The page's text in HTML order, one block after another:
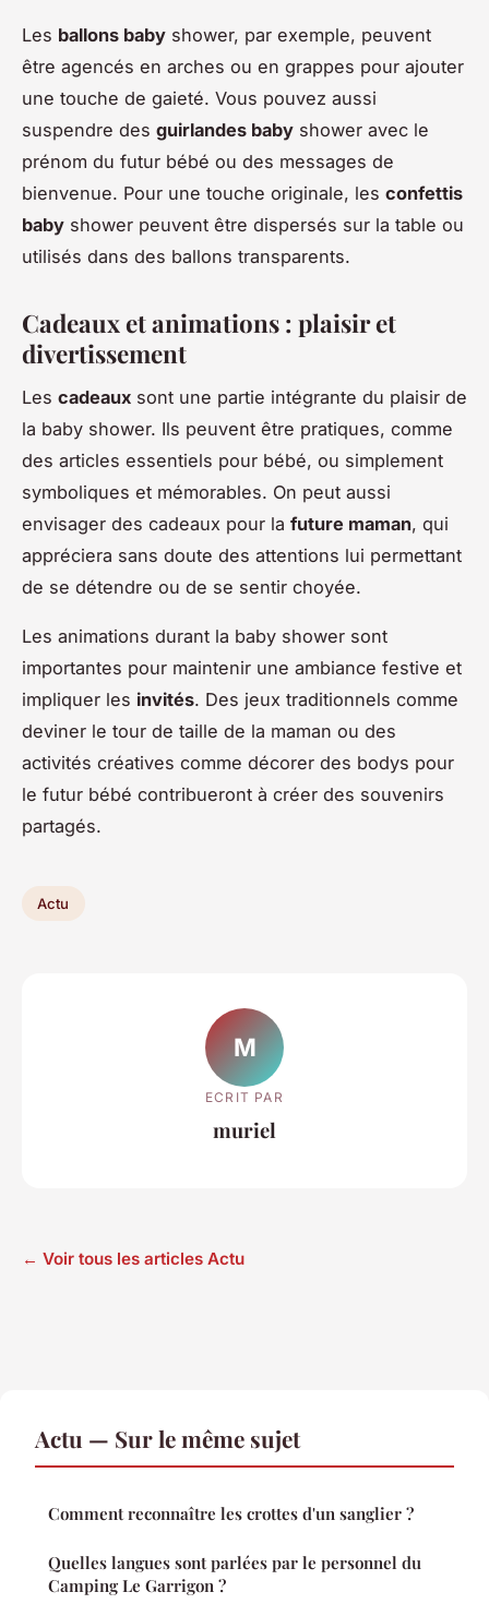
Les ballons baby shower, par exemple, peuvent
être agencés en arches ou en grappes pour ajouter
une touche de gaieté. Vous pouvez aussi
suspendre des guirlandes baby shower avec le
prénom du futur bébé ou des messages de
bienvenue. Pour une touche originale, les confettis
baby shower peuvent être dispersés sur la table ou
utilisés dans des ballons transparents.
Cadeaux et animations : plaisir et
divertissement
Les cadeaux sont une partie intégrante du plaisir de
la baby shower. Ils peuvent être pratiques, comme
des articles essentiels pour bébé, ou simplement
symboliques et mémorables. On peut aussi
envisager des cadeaux pour la future maman, qui
appréciera sans doute des attentions lui permettant
de se détendre ou de se sentir choyée.
Les animations durant la baby shower sont
importantes pour maintenir une ambiance festive et
impliquer les invités. Des jeux traditionnels comme
deviner le tour de taille de la maman ou des
activités créatives comme décorer des bodys pour
le futur bébé contribueront à créer des souvenirs
partagés.
Actu
M
ECRIT PAR
muriel
← Voir tous les articles Actu
Actu — Sur le même sujet
Comment reconnaître les crottes d'un sanglier ?
Quelles langues sont parlées par le personnel du
Camping Le Garrigon ?